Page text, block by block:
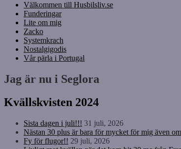
Välkommen till Husbilsliv.se
Funderingar
Lite om mig
Zacko
Systemkrach
Nostalgigodis
Vår pärla i Portugal
Jag är nu i Seglora
Kvällskvisten 2024
Sista dagen i juli!!! 31 juli, 2026
Nästan 30 plus är bara för mycket för mig även
Fy för flugor!! 29 juli, 2026